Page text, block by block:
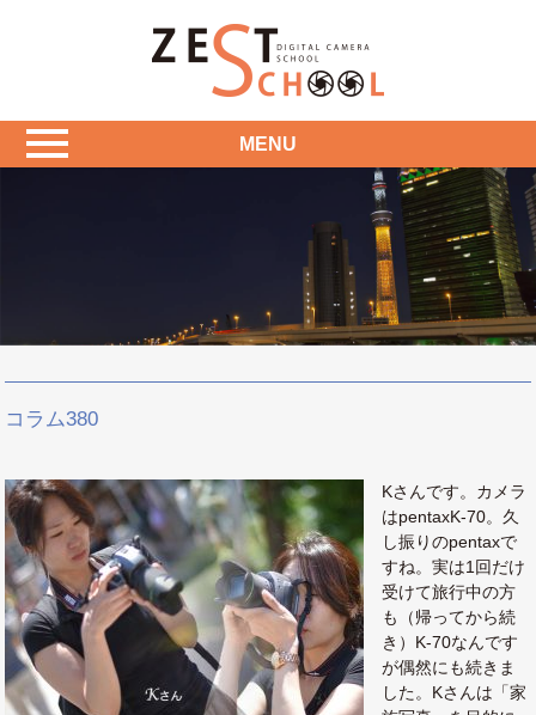
MENU
コラム380
Kさんです。カメラ
はpentaxK-70。久
し振りのpentaxで
すね。実は1回だけ
受けて旅行中の方
も（帰ってから続
き）K-70なんです
が偶然にも続きま
した。Kさんは「家